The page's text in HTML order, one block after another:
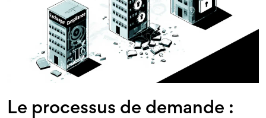
Le processus de demande :